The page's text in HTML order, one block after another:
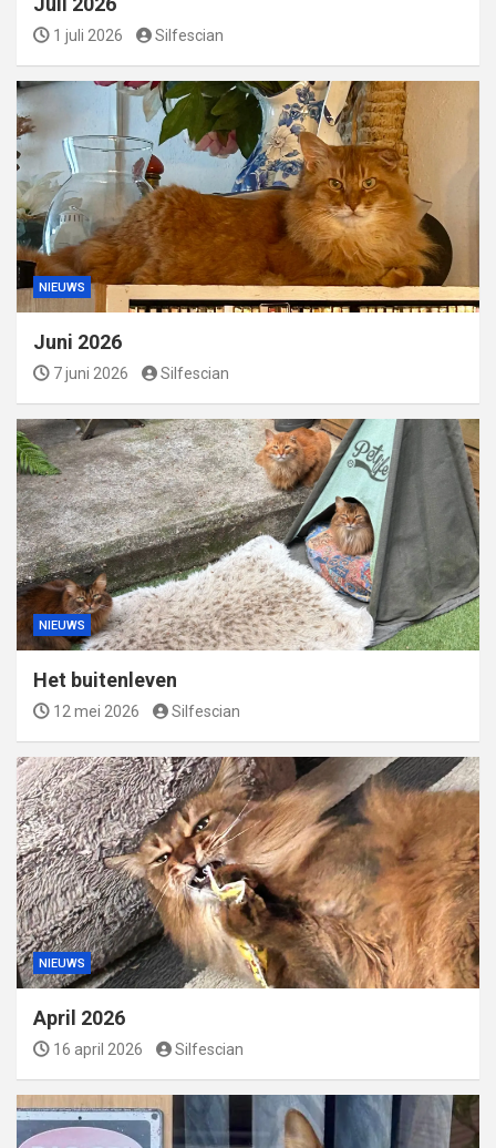
1 juli 2026 Silfescian
NIEUWS
Juni 2026
7 juni 2026 Silfescian
NIEUWS
Het buitenleven
12 mei 2026 Silfescian
NIEUWS
April 2026
16 april 2026 Silfescian